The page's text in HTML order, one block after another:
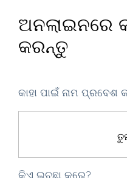
ଅନଲାଇନରେ
କରନ୍ତୁ
କାହା ପାଇଁ ନାମ ପ୍ରବେଶ
କିଏ ଇଚ୍ଛା କରେ?